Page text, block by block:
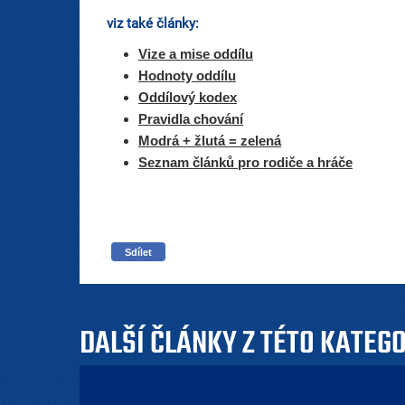
viz také články:
Vize a mise oddílu
Hodnoty oddílu
Oddílový kodex
Pravidla chování
Modrá + žlutá = zelená
Seznam článků pro rodiče a hráče
Sdílet
DALŠÍ ČLÁNKY Z TÉTO